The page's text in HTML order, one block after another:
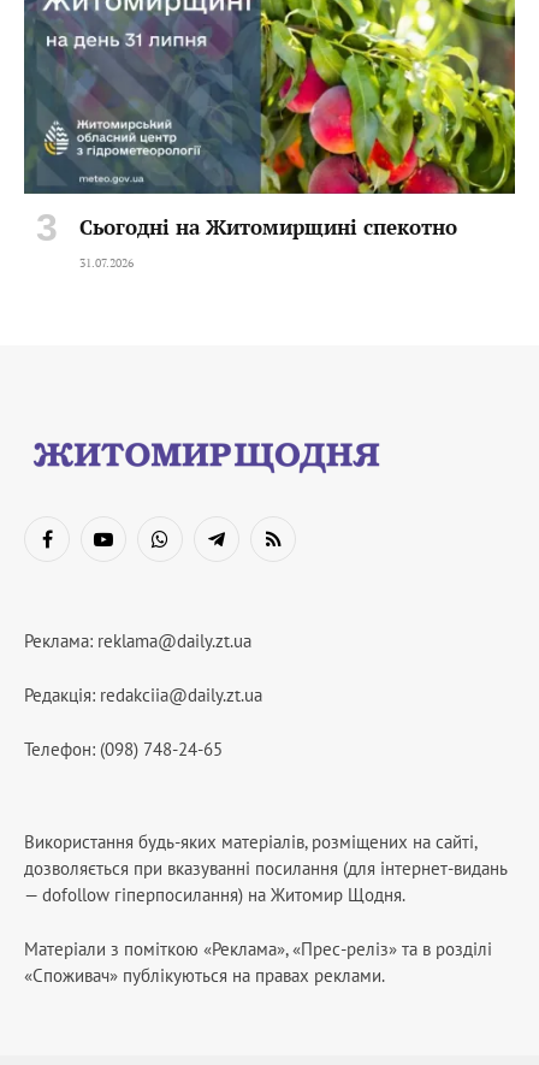
Сьогодні на Житомирщині спекотно
31.07.2026
FacebookYouTubeWhatsAppTelegramRSS
Реклама: reklama@daily.zt.ua
Редакція: redakciia@daily.zt.ua
Телефон: (098) 748-24-65
Використання будь-яких матеріалів, розміщених на сайті,
дозволяється при вказуванні посилання (для інтернет-видань
— dofollow гіперпосилання) на Житомир Щодня.
Матеріали з поміткою «Реклама», «Прес-реліз» та в розділі
«Споживач» публікуються на правах реклами.